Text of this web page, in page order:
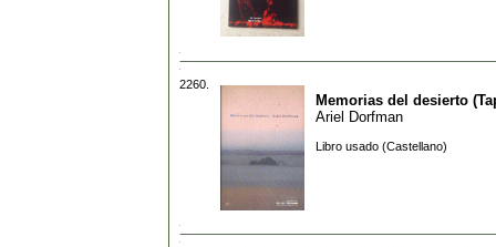
2260.
Memorias del desierto
Ariel Dorfman
Libro usado (Castellano)